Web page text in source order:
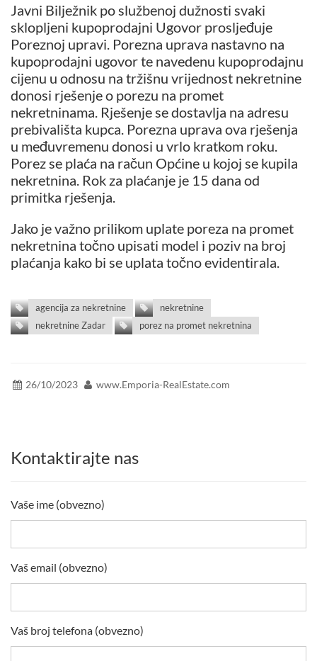
Javni Bilježnik po službenoj dužnosti svaki
sklopljeni kupoprodajni Ugovor prosljeđuje
Poreznoj upravi. Porezna uprava nastavno na
kupoprodajni ugovor te navedenu kupoprodajnu
cijenu u odnosu na tržišnu vrijednost nekretnine
donosi rješenje o porezu na promet
nekretninama. Rješenje se dostavlja na adresu
prebivališta kupca. Porezna uprava ova rješenja
u međuvremenu donosi u vrlo kratkom roku.
Porez se plaća na račun Općine u kojoj se kupila
nekretnina. Rok za plaćanje je 15 dana od
primitka rješenja.
Jako je važno prilikom uplate poreza na promet
nekretnina točno upisati model i poziv na broj
plaćanja kako bi se uplata točno evidentirala.
agencija za nekretnine
nekretnine
nekretnine Zadar
porez na promet nekretnina
26/10/2023 www.Emporia-RealEstate.com
Kontaktirajte nas
Vaše ime (obvezno)
Vaš email (obvezno)
Vaš broj telefona (obvezno)